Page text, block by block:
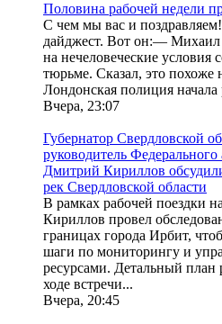
Половина рабочей недели
С чем мы вас и
дайджест. Вот он:— Михаил
на нечеловеческие условия
тюрьме. Сказал, это
Лондонская полиция начала
Вчера, 23:07
Губернатор Свердловской
руководитель
Дмитрий Кириллов
рек Свердловской области
В рамках рабочей поездки
Кириллов провел
границах города Ирбит,
шаги по мониторингу и
ресурсами. Детальный
ходе встречи...
Вчера, 20:45